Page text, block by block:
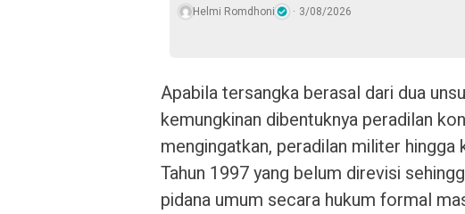
Helmi Romdhoni 3/08/2026
Apabila tersangka berasal dari dua
kemungkinan dibentuknya peradilan
mengingatkan, peradilan militer hingga
Tahun 1997 yang belum direvisi
pidana umum secara hukum formal